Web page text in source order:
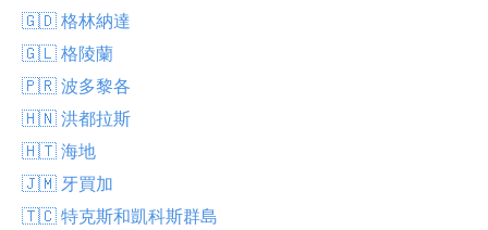
🇬🇩 格林納達
🇬🇱 格陵蘭
🇵🇷 波多黎各
🇭🇳 洪都拉斯
🇭🇹 海地
🇯🇲 牙買加
🇹🇨 特克斯和凱科斯群島